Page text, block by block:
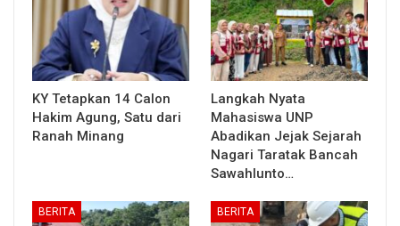
KY Tetapkan 14 Calon
Hakim Agung, Satu dari
Ranah Minang
Langkah Nyata
Mahasiswa UNP
Abadikan Jejak Sejarah
Nagari Taratak Bancah
Sawahlunto…
BERITA BERITA